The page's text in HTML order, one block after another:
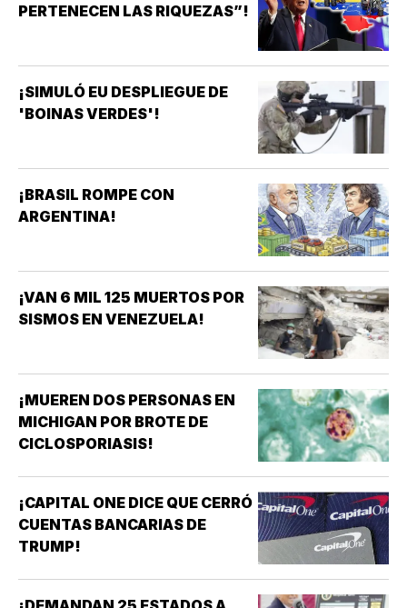
PERTENECEN LAS RIQUEZAS”!
¡SIMULÓ EU DESPLIEGUE DE
'BOINAS VERDES'!
¡BRASIL ROMPE CON
ARGENTINA!
¡VAN 6 MIL 125 MUERTOS POR
SISMOS EN VENEZUELA!
¡MUEREN DOS PERSONAS EN
MICHIGAN POR BROTE DE
CICLOSPORIASIS!
¡CAPITAL ONE DICE QUE CERRÓ
CUENTAS BANCARIAS DE
TRUMP!